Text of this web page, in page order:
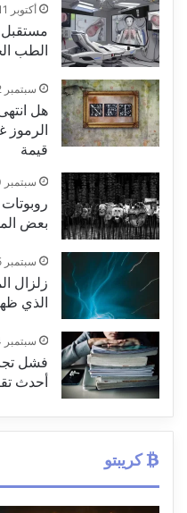
أكتوبر 11, 2023
مستقبل
الطب
سبتمبر 22, 2023
الرموز
قيمة
سبتمبر 20, 2023
بعض
سبتمبر 25, 2023
زلزال
الذي
سبتمبر 14, 2023
فشل
أحدث
كريبتو